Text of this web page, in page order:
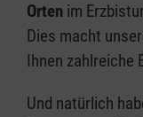
Orten im
Dies macht
Ihnen zahlreiche
Und natürlich